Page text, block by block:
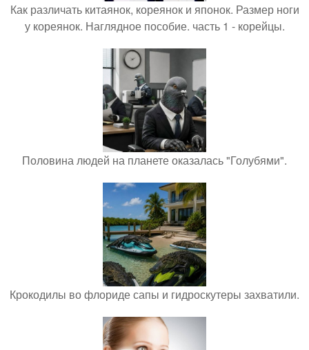
Как различать китаянок, кореянок и японок. Размер ноги
у кореянок. Наглядное пособие. часть 1 - корейцы.
Половина людей на планете оказалась "Голубями".
Крокодилы во флориде сапы и гидроскутеры захватили.